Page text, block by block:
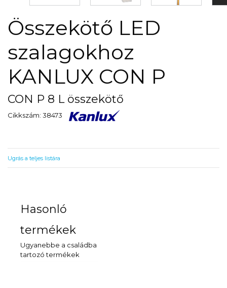
Összekötő LED
szalagokhoz
KANLUX CON P
CON P 8 L összekötő
Cikkszám: 38473
Ugrás a teljes listára
Hasonló
termékek
Ugyanebbe a családba
tartozó termékek